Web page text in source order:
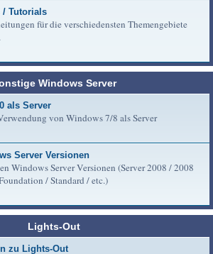
/ Tutorials
für die verschiedensten Themengebiete
Windows Server
als Server
von Windows 7/8 als Server
Server Versionen
Windows Server Versionen (Server 2008 / 2008
/ Standard / etc.)
Lights-Out
zu Lights-Out